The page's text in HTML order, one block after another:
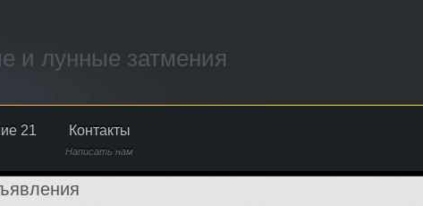
и лунные затмения
21 Контакты
Написать нам